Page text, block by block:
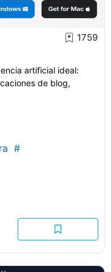
1759
artificial ideal:
de blog,
#